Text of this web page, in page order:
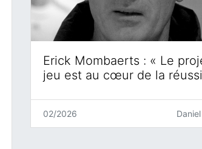
Erick Mombaerts : « Le
jeu est au cœur de la
02/2026